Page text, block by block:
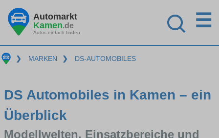
Automarkt
Kamen.de
Autos einfach finden
☰
❯ MARKEN ❯ DS-AUTOMOBILES
DS Automobiles in Kamen – ein
Überblick
Modellwelten, Einsatzbereiche und